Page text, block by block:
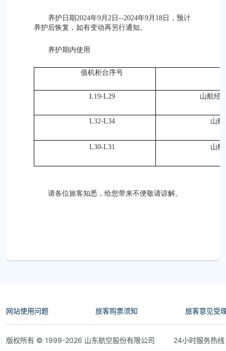
养护日期2024年9月2日--2024年9月18日，预计
养护后恢复，如有变动再另行通知。
养护期内使用
值机柜台序号
L19-L29 山航经
L32-L34 山
L30-L31 山
请各位旅客知悉，给您带来不便敬请谅解。
网站使用问题 旅客购票须知 旅客意见受
版权所有 © 1999-2026 山东航空股份有限公司 24小时服务热线